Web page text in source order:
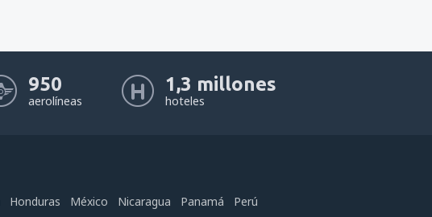
950
aerolíneas
1,3 millones
hoteles
Honduras México Nicaragua Panamá
Perú